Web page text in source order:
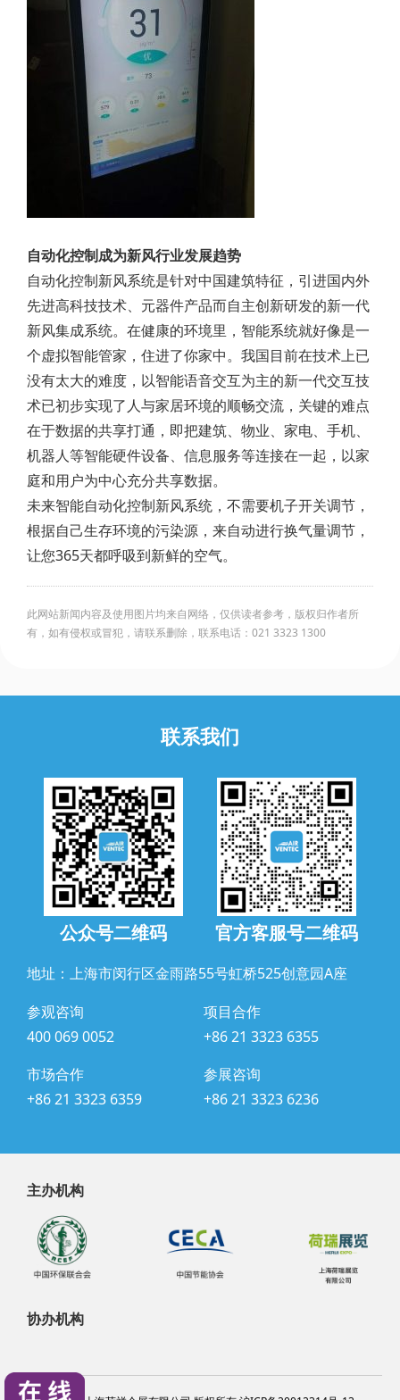
自动化控制成为新风行业发展趋势
自动化控制新风系统是针对中国建筑特征，引进国内外
先进高科技技术、元器件产品而自主创新研发的新一代
新风集成系统。在健康的环境里，智能系统就好像是一
个虚拟智能管家，住进了你家中。我国目前在技术上已
没有太大的难度，以智能语音交互为主的新一代交互技
术已初步实现了人与家居环境的顺畅交流，关键的难点
在于数据的共享打通，即把建筑、物业、家电、手机、
机器人等智能硬件设备、信息服务等连接在一起，以家
庭和用户为中心充分共享数据。
未来智能自动化控制新风系统，不需要机子开关调节，
根据自己生存环境的污染源，来自动进行换气量调节，
让您365天都呼吸到新鲜的空气。
此网站新闻内容及使用图片均来自网络，仅供读者参考，版权归作者所
有，如有侵权或冒犯，请联系删除，联系电话：021 3323 1300
联系我们
公众号二维码 官方客服号二维码
地址：上海市闵行区金雨路55号虹桥525创意园A座
参观咨询
400 069 0052
项目合作
+86 21 3323 6355
市场合作
+86 21 3323 6359
参展咨询
+86 21 3323 6236
主办机构
协办机构